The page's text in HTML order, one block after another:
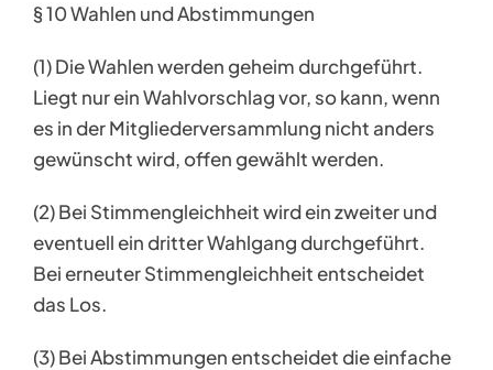
§ 10 Wahlen und Abstimmungen
(1) Die Wahlen werden geheim durchgeführt.
Liegt nur ein Wahlvorschlag vor, so kann, wenn
es in der Mitgliederversammlung nicht anders
gewünscht wird, offen gewählt werden.
(2) Bei Stimmengleichheit wird ein zweiter und
eventuell ein dritter Wahlgang durchgeführt.
Bei erneuter Stimmengleichheit entscheidet
das Los.
(3) Bei Abstimmungen entscheidet die einfache